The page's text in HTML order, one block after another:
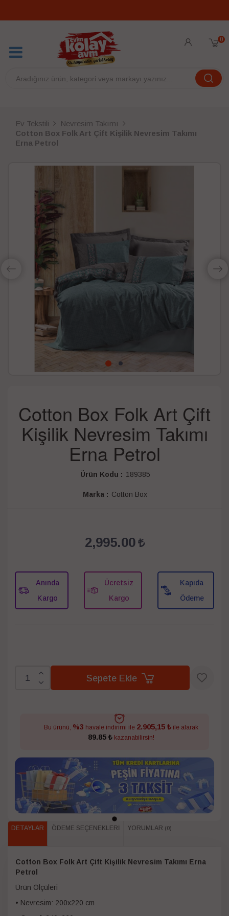
0
Ev Tekstili
Nevresim Takımı
Cotton Box Folk Art Çift Kişilik Nevresim Takımı
Erna Petrol
Cotton Box Folk Art Çift
Kişilik Nevresim Takımı
Erna Petrol
Ürün Kodu : 189385
Marka : Cotton Box
2,995.00
Anında
Kargo
Ücretsiz
Kargo
Kapıda
Ödeme
Sepete Ekle
Bu ürünü, %3 havale indirimi ile 2.905,15 ₺ile alarak
89.85 ₺kazanabilirsin!
DETAYLAR ÖDEME SEÇENEKLERI YORUMLAR (0)
Cotton Box Folk Art Çift Kişilik Nevresim Takımı Erna
Petrol
Ürün Ölçüleri
• Nevresim: 200x220 cm